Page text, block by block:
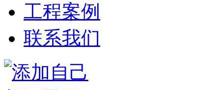
工程案例
联系我们